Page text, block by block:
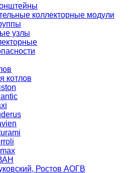
коллекторные модули
узлы
котлов
Ростов АОГВ